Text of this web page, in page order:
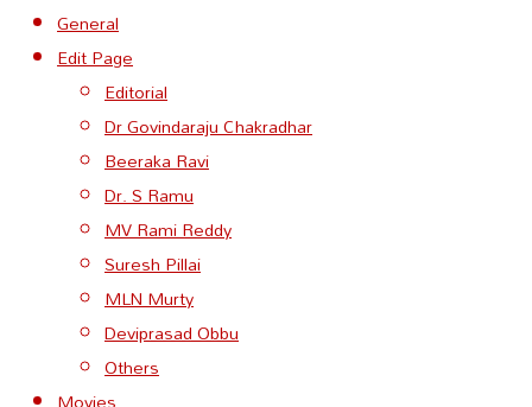
General
Edit Page
Editorial
Dr Govindaraju Chakradhar
Beeraka Ravi
Dr. S Ramu
MV Rami Reddy
Suresh Pillai
MLN Murty
Deviprasad Obbu
Others